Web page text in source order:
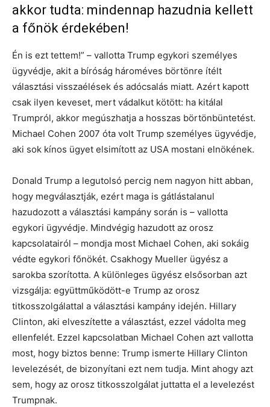
akkor tudta: mindennap hazudnia kellett
a főnök érdekében!
Én is ezt tettem!” – vallotta Trump egykori személyes
ügyvédje, akit a bíróság hároméves börtönre ítélt
választási visszaélések és adócsalás miatt. Azért kapott
csak ilyen keveset, mert vádalkut kötött: ha kitálal
Trumpról, akkor megúszhatja a hosszas börtönbüntetést.
Michael Cohen 2007 óta volt Trump személyes ügyvédje,
aki sok kínos ügyet elsimított az USA mostani elnökének.
Donald Trump a legutolsó percig nem nagyon hitt abban,
hogy megválasztják, ezért maga is gátlástalanul
hazudozott a választási kampány során is – vallotta
egykori ügyvédje. Mindvégig hazudott az orosz
kapcsolatairól – mondja most Michael Cohen, aki sokáig
védte egykori főnökét. Csakhogy Mueller ügyész a
sarokba szorította. A különleges ügyész elsősorban azt
vizsgálja: együttműködött-e Trump az orosz
titkosszolgálattal a választási kampány idején. Hillary
Clinton, aki elveszítette a választást, ezzel vádolta meg
ellenfelét. Ezzel kapcsolatban Michael Cohen azt vallotta
most, hogy biztos benne: Trump ismerte Hillary Clinton
levelezését, de bizonyítani ezt nem tudja. Mint ahogy azt
sem, hogy az orosz titkosszolgálat juttatta el a levelezést
Trumpnak.